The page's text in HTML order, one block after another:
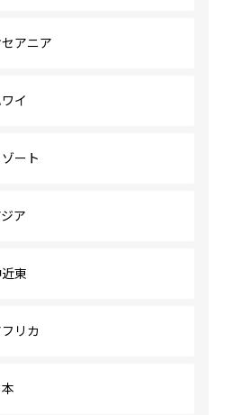
セアニア
イ
ゾート
ア
東
リカ
本